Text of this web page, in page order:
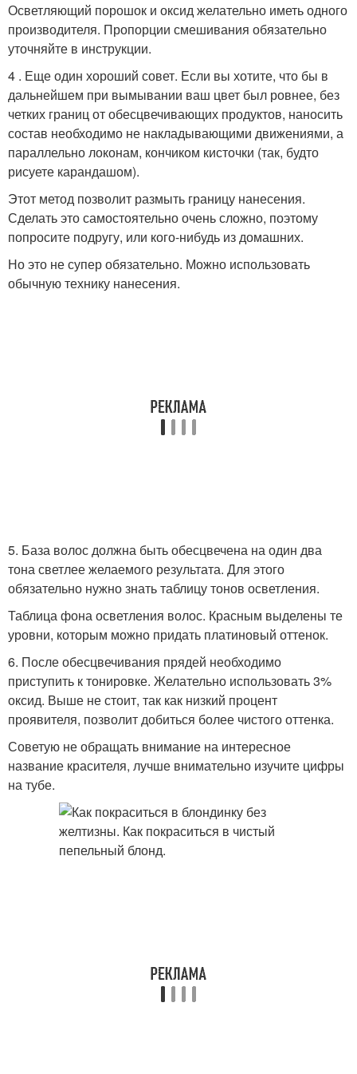
Осветляющий порошок и оксид желательно иметь одного
производителя. Пропорции смешивания обязательно
уточняйте в инструкции.
4 . Еще один хороший совет. Если вы хотите, что бы в
дальнейшем при вымывании ваш цвет был ровнее, без
четких границ от обесцвечивающих продуктов, наносить
состав необходимо не накладывающими движениями, а
параллельно локонам, кончиком кисточки (так, будто
рисуете карандашом).
Этот метод позволит размыть границу нанесения.
Сделать это самостоятельно очень сложно, поэтому
попросите подругу, или кого-нибудь из домашних.
Но это не супер обязательно. Можно использовать
обычную технику нанесения.
5. База волос должна быть обесцвечена на один два
тона светлее желаемого результата. Для этого
обязательно нужно знать таблицу тонов осветления.
Таблица фона осветления волос. Красным выделены те
уровни, которым можно придать платиновый оттенок.
6. После обесцвечивания прядей необходимо
приступить к тонировке. Желательно использовать 3%
оксид. Выше не стоит, так как низкий процент
проявителя, позволит добиться более чистого оттенка.
Советую не обращать внимание на интересное
название красителя, лучше внимательно изучите цифры
на тубе.